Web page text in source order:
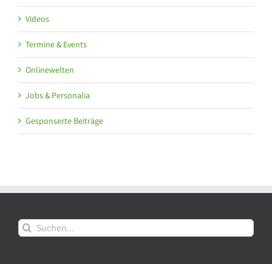
Videos
Termine & Events
Onlinewelten
Jobs & Personalia
Gesponserte Beiträge
Suche
nach: